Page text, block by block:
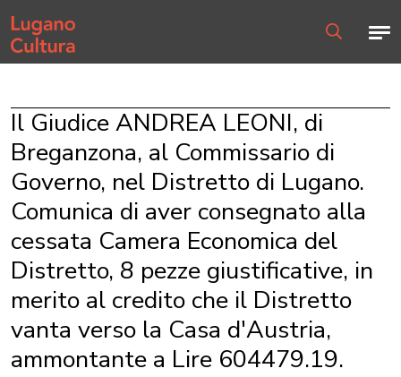
Home page
Il Giudice ANDREA LEONI, di
Breganzona, al Commissario di
Governo, nel Distretto di Lugano.
Comunica di aver consegnato alla
cessata Camera Economica del
Distretto, 8 pezze giustificative, in
merito al credito che il Distretto
vanta verso la Casa d'Austria,
ammontante a Lire 604479.19.